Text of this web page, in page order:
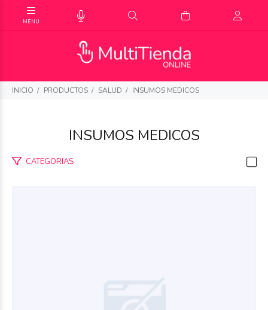
INICIO PRODUCTOS SALUD INSUMOS MEDICOS
INSUMOS MEDICOS
CATEGORIAS